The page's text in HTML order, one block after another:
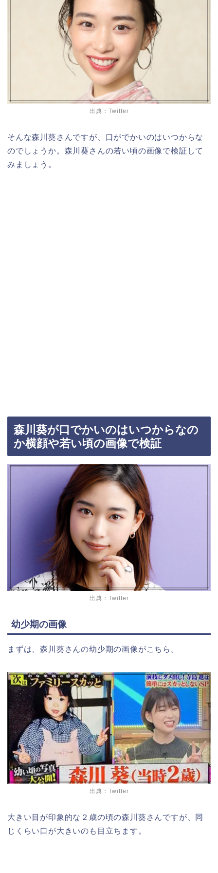
出典：Twitter
そんな森川葵さんですが、口がでかいのはいつからな
のでしょうか。森川葵さんの若い頃の画像で検証して
みましょう。
森川葵が口でかいのはいつからなの
か横顔や若い頃の画像で検証
出典：Twitter
幼少期の画像
まずは、森川葵さんの幼少期の画像がこちら。
出典：Twitter
大きい目が印象的な２歳の頃の森川葵さんですが、同
じくらい口が大きいのも目立ちます。